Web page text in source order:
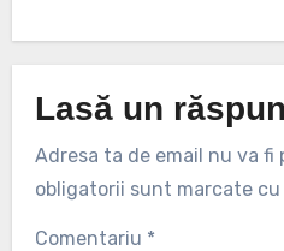
Lasă un
Adresa ta de email nu va fi
obligatorii sunt marcate cu
Comentariu *